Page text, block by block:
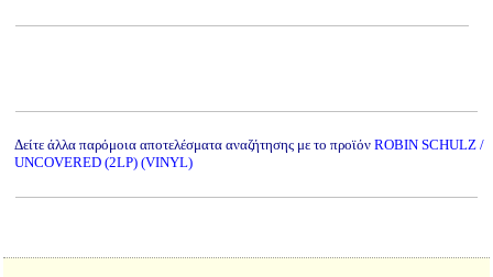
Δείτε άλλα παρόμοια αποτελέσματα αναζήτησης με το προϊόν ROBIN SCHULZ /
UNCOVERED (2LP) (VINYL)